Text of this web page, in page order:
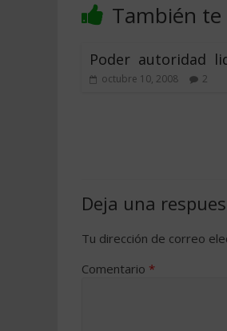
También
Poder  autoridad 
octubre 10, 2008 2
Deja una
Tu dirección de correo
Comentario *